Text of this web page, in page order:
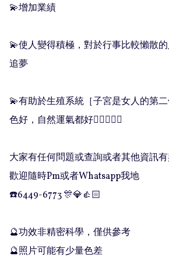
💫增加業績
💫使人變得積極，對於行事比較懶散
追夢
💫有助於生殖系統［子宮是女人的第
色好，自然運氣都好👍🏻👍🏻🌈
大家有任何問題或查詢或者其他資訊
歡迎隨時Pm或者Whatsapp我地
☎️6449-6773 🎊💎👍🏻
🔮功效非精密科學，僅供參考
🔮照片可能有少量色差